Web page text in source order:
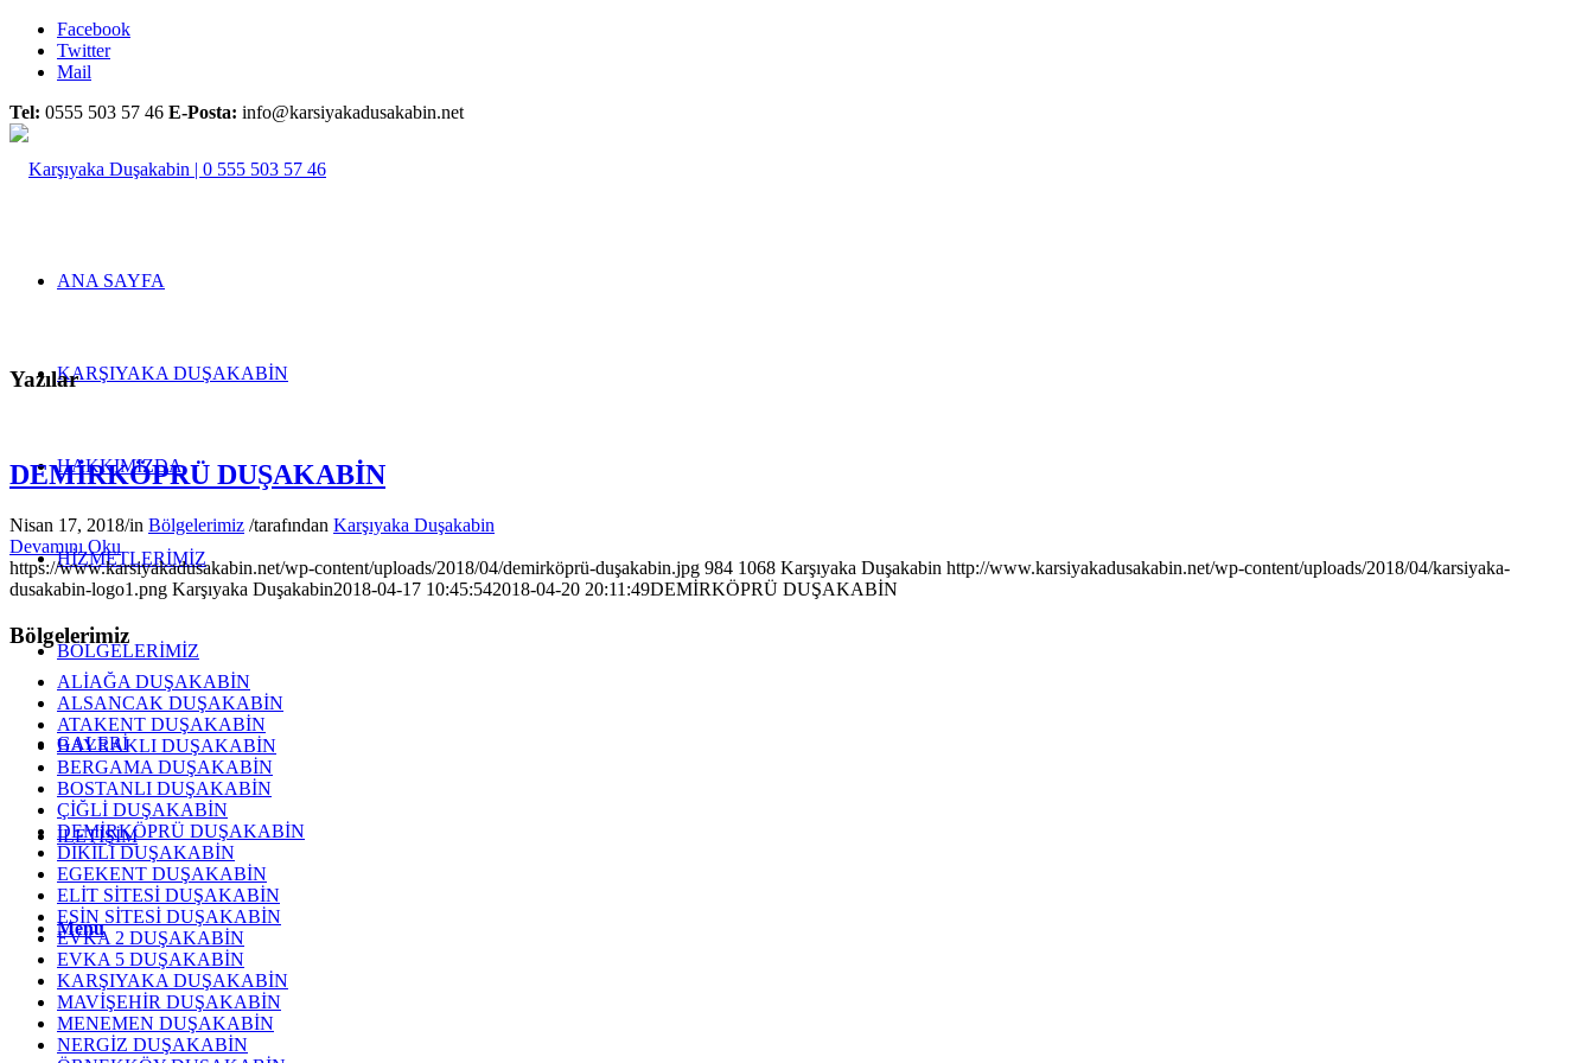
Facebook
Twitter
Mail
Tel: 0555 503 57 46 E-Posta: info@karsiyakadusakabin.net
ANA SAYFA
KARŞIYAKA DUŞAKABİN
HAKKIMIZDA
HİZMETLERİMİZ
BÖLGELERİMİZ
GALERİ
İLETİŞİM
Menu
Yazılar
DEMİRKÖPRÜ DUŞAKABİN
Nisan 17, 2018/in Bölgelerimiz /tarafından Karşıyaka Duşakabin
Devamını Oku
https://www.karsiyakadusakabin.net/wp-content/uploads/2018/04/demirköprü-duşakabin.jpg 984 1068 Karşıyaka Duşakabin http://www.karsiyakadusakabin.net/wp-content/uploads/2018/04/karsiyaka-
dusakabin-logo1.png Karşıyaka Duşakabin2018-04-17 10:45:542018-04-20 20:11:49DEMİRKÖPRÜ DUŞAKABİN
Bölgelerimiz
ALİAĞA DUŞAKABİN
ALSANCAK DUŞAKABİN
ATAKENT DUŞAKABİN
BAYRAKLI DUŞAKABİN
BERGAMA DUŞAKABİN
BOSTANLI DUŞAKABİN
ÇİĞLİ DUŞAKABİN
DEMİRKÖPRÜ DUŞAKABİN
DİKİLİ DUŞAKABİN
EGEKENT DUŞAKABİN
ELİT SİTESİ DUŞAKABİN
ESİN SİTESİ DUŞAKABİN
EVKA 2 DUŞAKABİN
EVKA 5 DUŞAKABİN
KARŞIYAKA DUŞAKABİN
MAVİŞEHİR DUŞAKABİN
MENEMEN DUŞAKABİN
NERGİZ DUŞAKABİN